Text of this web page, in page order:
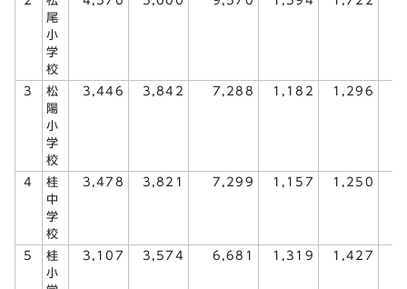
尾
小
学
校
3
松
陽
小
学
校
3,446 3,842 7,288 1,182 1,296
4
桂
中
学
校
3,478 3,821 7,299 1,157 1,250
5
桂
小
3,107 3,574 6,681 1,319 1,427